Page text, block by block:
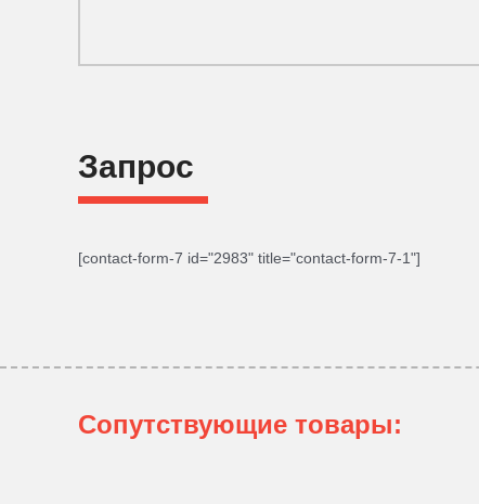
Запрос
[contact-form-7 id="2983" title="contact-form-7-1"]
Сопутствующие товары: